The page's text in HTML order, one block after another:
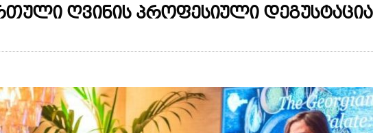
ღვინის პროფესიული დეგუსტაცია